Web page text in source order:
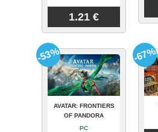
1.21 €
AVATAR: FRONTIERS
OF PANDORA
PC
-53% -67%